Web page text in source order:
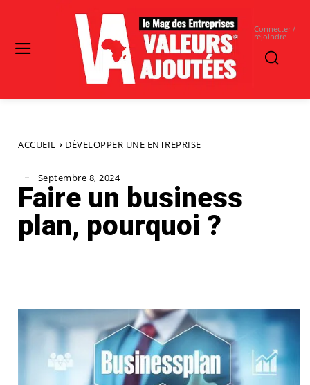
Connecter /
rejoindre
ACCUEIL DÉVELOPPER UNE ENTREPRISE
Septembre 8, 2024
Faire un business
plan, pourquoi ?